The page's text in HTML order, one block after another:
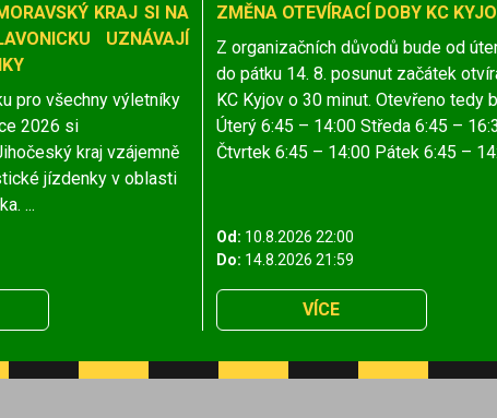
KRAJ SI NA
UZNÁVAJÍ
pro všechny výletníky
2026 si
kraj vzájemně
jízdenky v oblasti
...
ZMĚNA OTEVÍRACÍ DOBY KC
Z organizačních důvodů bude od
do pátku 14. 8. posunut začátek
KC Kyjov o 30 minut. Otevřeno tedy
Úterý 6:45 – 14:00 Středa 6:45 –
Čtvrtek 6:45 – 14:00 Pátek 6:45 –
Od: 10.8.2026 22:00
Do: 14.8.2026 21:59
VÍCE